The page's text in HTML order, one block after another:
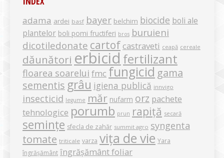
adama ardei basf bayer belchim biocide boli ale
plantelor boli pomi fructiferi bros buruieni
dicotiledonate cartof castraveti ceapă cereale
dăunători erbicid fertilizant
floarea soarelui fmc fungicid gama
sementis grâu igiena publică innvigo
insecticid legume măr nufarm orz pachete
tehnologice porumb prun rapiță secară
semințe sfecla de zahăr summit agro syngenta
tomate triticale varza vița de vie Yara
îngrășământ îngrășământ foliar